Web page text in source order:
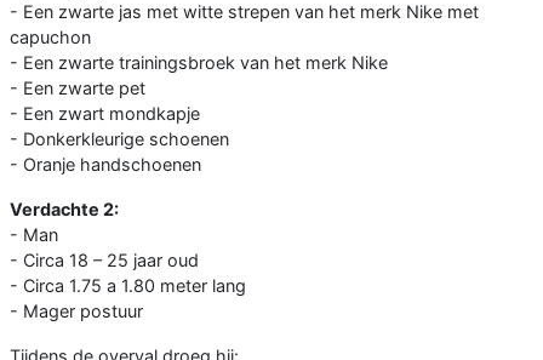
- Een zwarte jas met witte strepen van het merk Nike met
capuchon
- Een zwarte trainingsbroek van het merk Nike
- Een zwarte pet
- Een zwart mondkapje
- Donkerkleurige schoenen
- Oranje handschoenen
Verdachte 2:
- Man
- Circa 18 – 25 jaar oud
- Circa 1.75 a 1.80 meter lang
- Mager postuur
Tijdens de overval droeg hij: